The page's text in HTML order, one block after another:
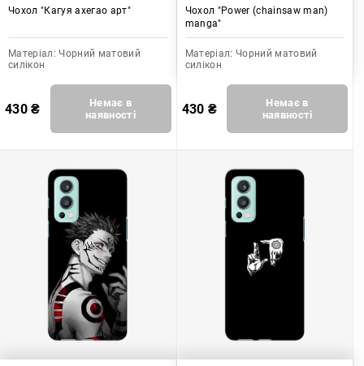
Чохол "Кагуя ахегао арт"
Матеріал: Чорний матовий
силікон
430₴
Немає в
наявності
Чохол "Power (chainsaw man)
manga"
Матеріал: Чорний матовий
силікон
430 ₴
Немає в
наявності